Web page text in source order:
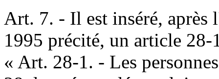
Art. 7. - Il est inséré, après
1995 précité, un article 28-
« Art. 28-1. - Les